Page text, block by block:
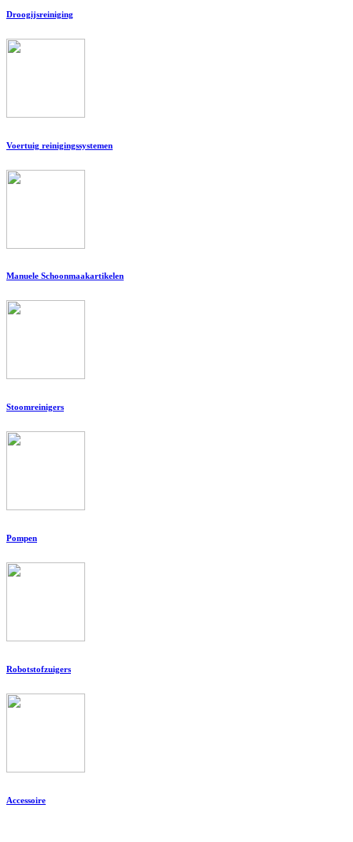
Droogijsreiniging
Voertuig reinigingssystemen
Manuele Schoonmaakartikelen
Stoomreinigers
Pompen
Robotstofzuigers
Accessoire